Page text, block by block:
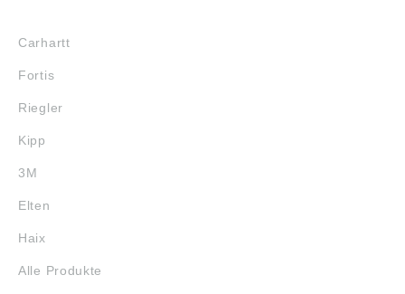
Carhartt
Fortis
Riegler
Kipp
3M
Elten
Haix
Alle Produkte